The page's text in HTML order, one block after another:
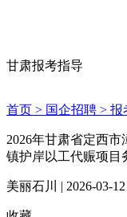
甘肃报考指导
首页 > 国企招聘 > 报
2026年甘肃省定西市
镇护岸以工代赈项目
美丽石川 | 2026-03-12